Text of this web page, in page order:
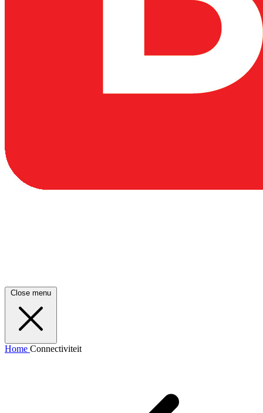
Close menu
Home Connectiviteit